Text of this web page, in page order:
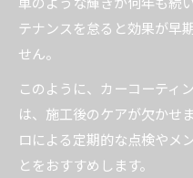
テナンスを怠ると効果が早
せん。
このように、カーコーティ
は、施工後のケアが欠かせ
ロによる定期的な点検やメ
とをおすすめします。